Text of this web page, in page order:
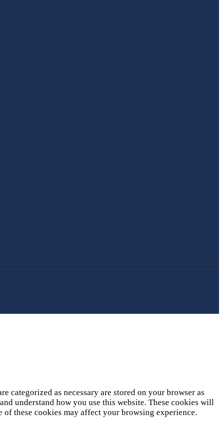
categorized as necessary are stored on your browser as
understand how you use this website. These cookies will
these cookies may affect your browsing experience.